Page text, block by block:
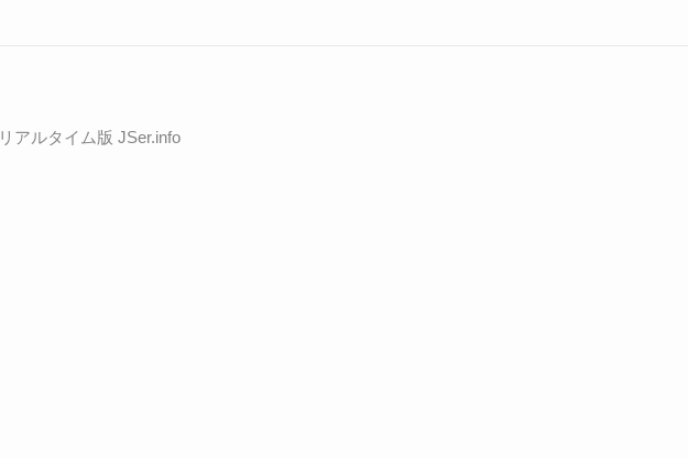
リアルタイム版 JSer.info